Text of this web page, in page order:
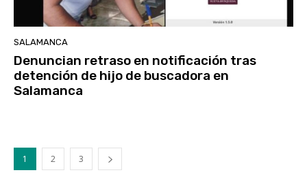
SALAMANCA
Denuncian retraso en notificación tras
detención de hijo de buscadora en
Salamanca
1 2 3